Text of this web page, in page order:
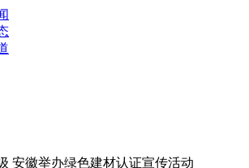
安徽举办绿色建材认证宣传活动